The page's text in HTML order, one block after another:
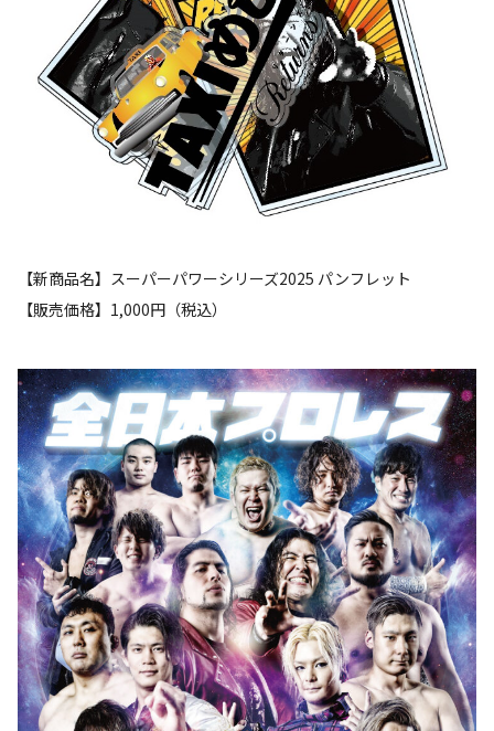
【新商品名】スーパーパワーシリーズ2025 パンフレット
【販売価格】1,000円（税込）